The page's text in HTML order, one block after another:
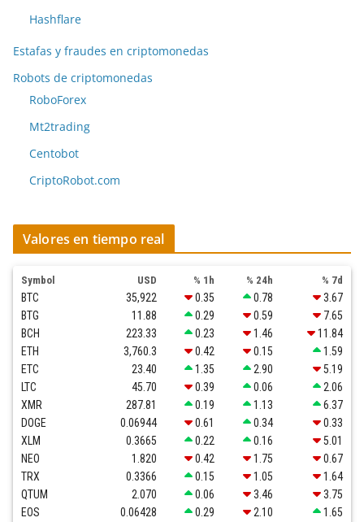
Hashflare
Estafas y fraudes en criptomonedas
Robots de criptomonedas
RoboForex
Mt2trading
Centobot
CriptoRobot.com
Valores en tiempo real
Symbol USD % 1h % 24h % 7d
BTC 35,922 0.35 0.78
3.67
BTG
11.88 0.29 0.59
7.65
BCH
223.33 0.23 1.46
11.84
ETH
3,760.3 0.42 0.15
1.59
ETC
23.40 1.35 2.90
5.19
LTC
45.70 0.39 0.06
2.06
XMR
287.81 0.19 1.13
6.37
DOGE
0.06944 0.61 0.34
0.33
XLM
0.3665 0.22 0.16
5.01
NEO
1.820 0.42 1.75
0.67
TRX
0.3366 0.15 1.05
1.64
QTUM
2.070 0.06 3.46
3.75
EOS
0.06428 0.29 2.10 1.65